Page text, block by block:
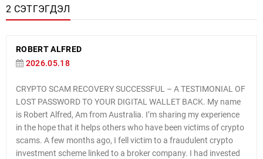
2 СЭТГЭГДЭЛ
ROBERT ALFRED
2026.05.18
CRYPTO SCAM RECOVERY SUCCESSFUL – A TESTIMONIAL OF
LOST PASSWORD TO YOUR DIGITAL WALLET BACK. My name
is Robert Alfred, Am from Australia. I’m sharing my experience
in the hope that it helps others who have been victims of crypto
scams. A few months ago, I fell victim to a fraudulent crypto
investment scheme linked to a broker company. I had invested